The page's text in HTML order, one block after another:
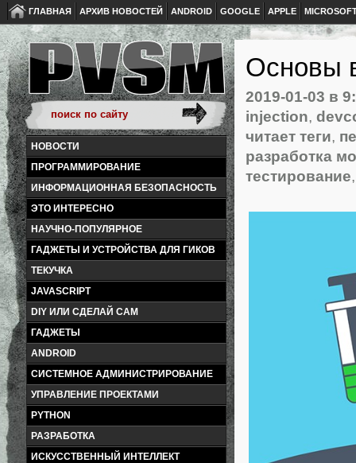
ГЛАВНАЯ АРХИВ НОВОСТЕЙ ANDROID GOOGLE APPLE
НОВОСТИ
ПРОГРАММИРОВАНИЕ
ИНФОРМАЦИОННАЯ БЕЗОПАСНОСТЬ
ЭТО ИНТЕРЕСНО
НАУЧНО-ПОПУЛЯРНОЕ
ГАДЖЕТЫ И УСТРОЙСТВА ДЛЯ ГИКОВ
ТЕКУЧКА
JAVASCRIPT
DIY ИЛИ СДЕЛАЙ САМ
ГАДЖЕТЫ
ANDROID
СИСТЕМНОЕ АДМИНИСТРИРОВАНИЕ
УПРАВЛЕНИЕ ПРОЕКТАМИ
PYTHON
РАЗРАБОТКА
ИСКУССТВЕННЫЙ ИНТЕЛЛЕКТ
Основы
2019-01-03 в
injection,
читает теги,
разработка
тестирование